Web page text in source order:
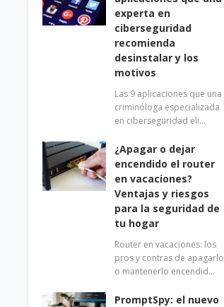
experta en
ciberseguridad
recomienda
desinstalar y los
motivos
Las 9 aplicaciones que una
criminóloga especializada
en ciberseguridad eli…
¿Apagar o dejar
encendido el router
en vacaciones?
Ventajas y riesgos
para la seguridad de
tu hogar
Router en vacaciones: los
pros y contras de apagarlo
o mantenerlo encendid…
PromptSpy: el nuevo